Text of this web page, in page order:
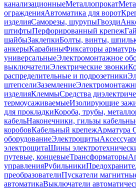
канализационныеМеталлопрокат
огражденияАвтоматика для ворот
изделияСаморезы, шурупыГвозди
штифтыПерфорированный крепеж
шайбыЗаклепкиБолты, винты,
анкерыКарабиныФиксаторы
универсальныеЭлектромонтажное
выключателиЭлектрические звонки
распределительные и подрозетники
штепселиЗаземление
изделияКлеммыСредства
термоусаживаемыеИзолирующие
для прокладкиКороба, трубы,
кабельНаконечники, гильзы
коробовКабельный крепежАрматура
оборудованиеЭлектрощиты
электрощитаШины
путевые, концевыеТрансформаторы
управленияРубильники
преобразователиПускатели
автоматикаВыключатели